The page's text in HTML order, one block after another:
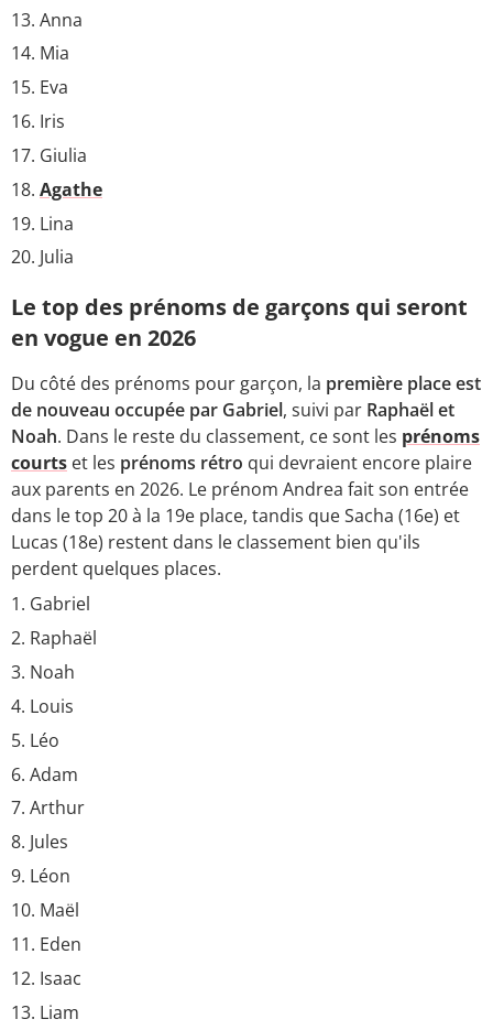
Anna
Mia
Eva
Iris
Giulia
Agathe
Lina
Julia
Le top des prénoms de garçons qui seront
en vogue en 2026
Du côté des prénoms pour garçon, la première place est
de nouveau occupée par Gabriel, suivi par Raphaël et
Noah. Dans le reste du classement, ce sont les prénoms
courts et les prénoms rétro qui devraient encore plaire
aux parents en 2026. Le prénom Andrea fait son entrée
dans le top 20 à la 19e place, tandis que Sacha (16e) et
Lucas (18e) restent dans le classement bien qu'ils
perdent quelques places.
Gabriel
Raphaël
Noah
Louis
Léo
Adam
Arthur
Jules
Léon
Maël
Eden
Isaac
Liam